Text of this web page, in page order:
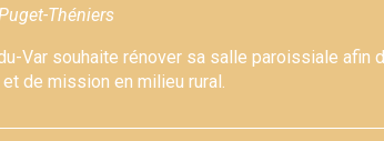
Théniers
Var souhaite rénover sa salle paroissiale afin
de mission en milieu rural.